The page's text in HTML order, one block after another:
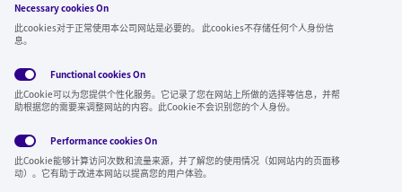
关注我们
全球隐私政
策
使用条
款
社交媒体方
针
Region & Language:
© 2026 Sumitomo Electric Industries, Ltd.
Necessary cookies On
此cookies对于正常使用本公司网站是必要的。 此cookies不存储任何个人身份信
息。
Functional cookiesOn
此Cookie可以为您提供个性化服务。它记录了您在网站上所做的选择等信息，并帮
助根据您的需要来调整网站的内容。此Cookie不会识别您的个人身份。
Performance cookiesOn
此Cookie能够计算访问次数和流量来源，并了解您的使用情况（如网站内的页面移
动）。它有助于改进本网站以提高您的用户体验。